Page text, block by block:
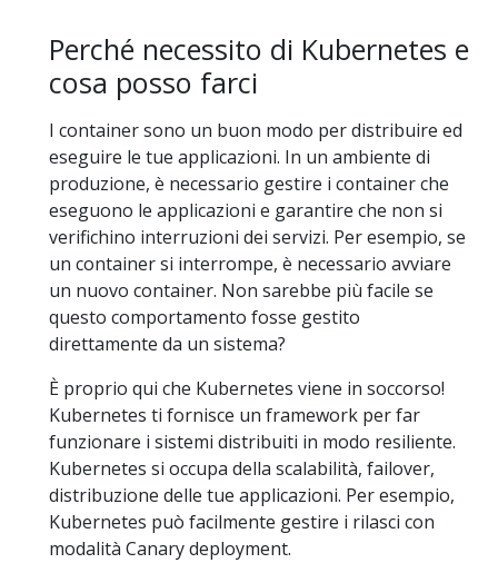
Perché necessito di Kubernetes e
cosa posso farci
I container sono un buon modo per distribuire ed
eseguire le tue applicazioni. In un ambiente di
produzione, è necessario gestire i container che
eseguono le applicazioni e garantire che non si
verifichino interruzioni dei servizi. Per esempio, se
un container si interrompe, è necessario avviare
un nuovo container. Non sarebbe più facile se
questo comportamento fosse gestito
direttamente da un sistema?
È proprio qui che Kubernetes viene in soccorso!
Kubernetes ti fornisce un framework per far
funzionare i sistemi distribuiti in modo resiliente.
Kubernetes si occupa della scalabilità, failover,
distribuzione delle tue applicazioni. Per esempio,
Kubernetes può facilmente gestire i rilasci con
modalità Canary deployment.